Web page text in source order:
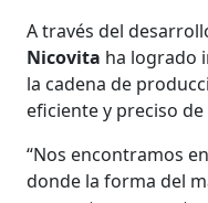
A través del
Nicovita ha logrado
la cadena de
eficiente y preciso
“Nos encontramos
donde la forma del